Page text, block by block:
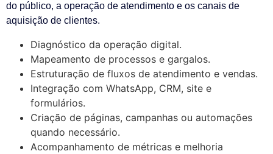
do público, a operação de atendimento e os canais de
aquisição de clientes.
Diagnóstico da operação digital.
Mapeamento de processos e gargalos.
Estruturação de fluxos de atendimento e vendas.
Integração com WhatsApp, CRM, site e
formulários.
Criação de páginas, campanhas ou automações
quando necessário.
Acompanhamento de métricas e melhoria